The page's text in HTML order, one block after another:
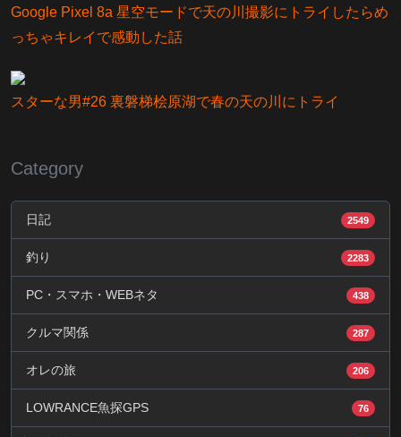
Google Pixel 8a 星空モードで天の川撮影にトライしたらめ
っちゃキレイで感動した話
スターな男#26 裏磐梯桧原湖で春の天の川にトライ
Category
日記 2549
釣り 2283
PC・スマホ・WEBネタ 438
クルマ関係 287
オレの旅 206
LOWRANCE魚探GPS 76